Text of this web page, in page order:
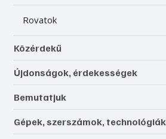
Rovatok
Közérdekű
Újdonságok, érdekességek
Bemutatjuk
Gépek, szerszámok, technológiák